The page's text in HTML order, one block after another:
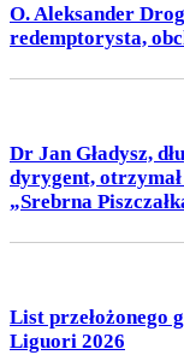
O. Aleksander
redemptorysta,
Dr Jan Gładysz,
dyrygent,
„Srebrna
List przełożonego
Liguori 2026